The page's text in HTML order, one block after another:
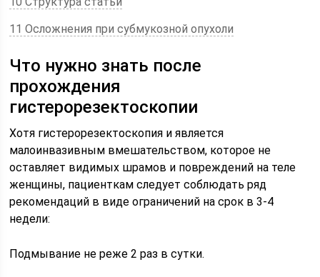
11 Осложнения при субмукозной опухоли
Что нужно знать после
прохождения
гистерорезектоскопии
Хотя гистерорезектоскопия и является
малоинвазивным вмешательством, которое не
оставляет видимых шрамов и повреждений на теле
женщины, пациенткам следует соблюдать ряд
рекомендаций в виде ограничений на срок в 3-4
недели:
Подмывание не реже 2 раз в сутки.